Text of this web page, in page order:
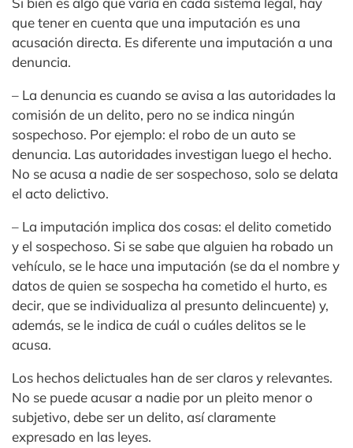
que tener en cuenta que una imputación es una
acusación directa. Es diferente una imputación a una
denuncia.
– La denuncia es cuando se avisa a las autoridades la
comisión de un delito, pero no se indica ningún
sospechoso. Por ejemplo: el robo de un auto se
denuncia. Las autoridades investigan luego el hecho.
No se acusa a nadie de ser sospechoso, solo se delata
el acto delictivo.
– La imputación implica dos cosas: el delito cometido
y el sospechoso. Si se sabe que alguien ha robado un
vehículo, se le hace una imputación (se da el nombre y
datos de quien se sospecha ha cometido el hurto, es
decir, que se individualiza al presunto delincuente) y,
además, se le indica de cuál o cuáles delitos se le
acusa.
Los hechos delictuales han de ser claros y relevantes.
No se puede acusar a nadie por un pleito menor o
subjetivo, debe ser un delito, así claramente
expresado en las leyes.